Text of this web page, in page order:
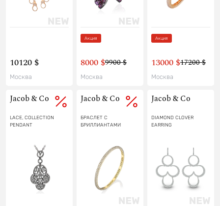
10120 $
Москва
Акция
8000 $9900 $
Москва
Акция
13000 $17200 $
Москва
Jacob & Co
LACE, COLLECTION
PENDANT
Jacob & Co
БРАСЛЕТ С
БРИЛЛИАНТАМИ
Jacob & Co
DIAMOND CLOVER
EARRING